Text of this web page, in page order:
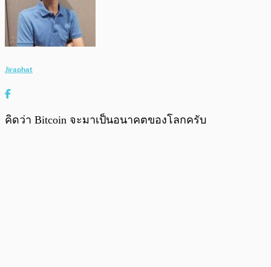
Jiraphat
คิดว่า Bitcoin จะมาเป็นอนาคตของโลกครับ